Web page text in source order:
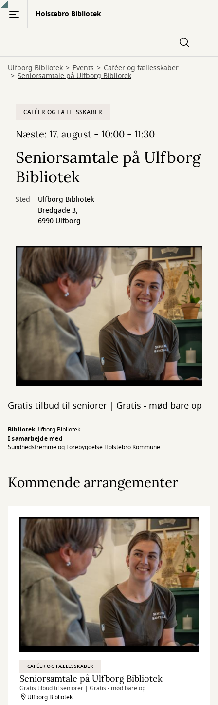
Gå
hovedindhold
Holstebro Bibliotek
Ulfborg Bibliotek Events Caféer og fællesskaber
Seniorsamtale på Ulfborg Bibliotek
CAFÉER OG FÆLLESSKABER
Næste: 17. august - 10:00 - 11:30
Seniorsamtale på Ulfborg
Bibliotek
Sted
Ulfborg Bibliotek
Bredgade 3,
6990 Ulfborg
Gratis tilbud til seniorer | Gratis - mød bare op
BibliotekUlfborg Bibliotek
I samarbejde med
Sundhedsfremme og Forebyggelse Holstebro Kommune
Kommende arrangementer
CAFÉER OG FÆLLESSKABER
Seniorsamtale på Ulfborg Bibliotek
Gratis tilbud til seniorer | Gratis - mød bare op
Ulfborg Bibliotek